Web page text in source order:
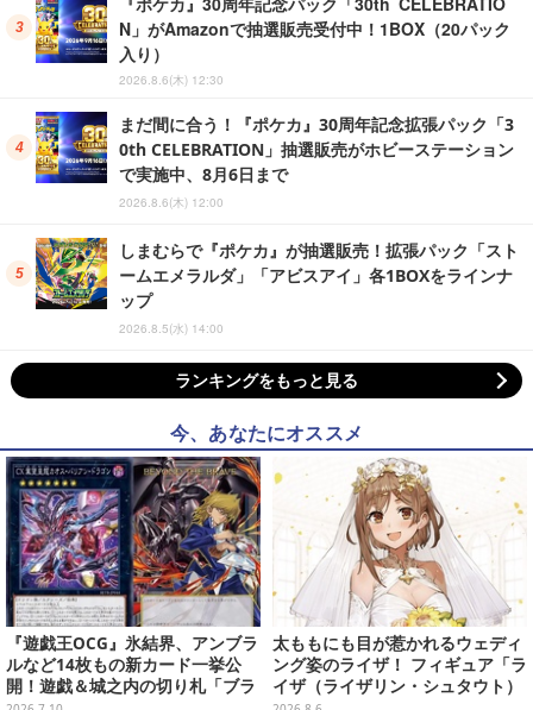
『ポケカ』30周年記念パック「30th CELEBRATIO
N」がAmazonで抽選販売受付中！1BOX（20パック
入り）
2026.8.6(木) 12:30
まだ間に合う！『ポケカ』30周年記念拡張パック「3
0th CELEBRATION」抽選販売がホビーステーション
で実施中、8月6日まで
2026.8.6(木) 12:00
しまむらで『ポケカ』が抽選販売！拡張パック「スト
ームエメラルダ」「アビスアイ」各1BOXをラインナ
ップ
2026.8.5(水) 14:00
ランキングをもっと見る
今、あなたにオススメ
『遊戯王OCG』氷結界、アンブラ
ルなど14枚もの新カード一挙公
開！遊戯＆城之内の切り札「ブラ
太ももにも目が惹かれるウェディ
ング姿のライザ！ フィギュア「ラ
イザ（ライザリン・シュタウト）